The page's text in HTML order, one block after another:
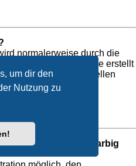
um dir den
Nutzung zu
normalerweise durch die
wenn die Gruppe erstellt
Benutzergruppe erstellen
einen Administrator
Benutzergruppen farbig